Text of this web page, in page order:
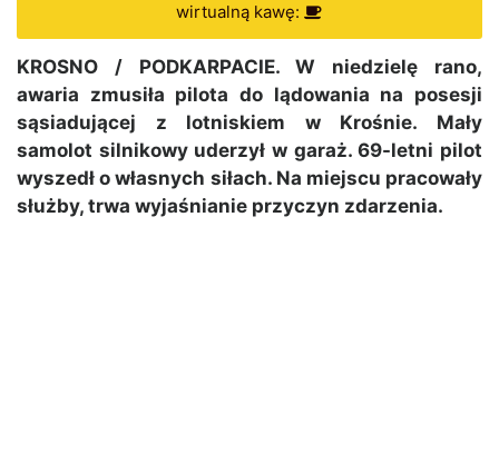
wirtualną kawę:
KROSNO / PODKARPACIE. W niedzielę rano,
awaria zmusiła pilota do lądowania na posesji
sąsiadującej z lotniskiem w Krośnie. Mały
samolot silnikowy uderzył w garaż. 69-letni pilot
wyszedł o własnych siłach. Na miejscu pracowały
służby, trwa wyjaśnianie przyczyn zdarzenia.